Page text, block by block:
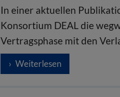
In einer aktuellen
Konsortium DEAL die
Vertragsphase mit den
Weiterlesen